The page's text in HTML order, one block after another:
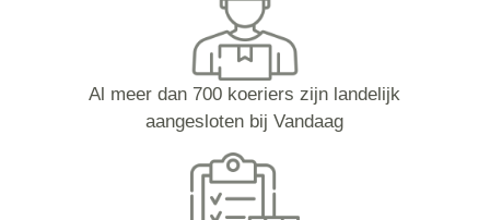
Al meer dan 700 koeriers zijn landelijk
aangesloten bij Vandaag